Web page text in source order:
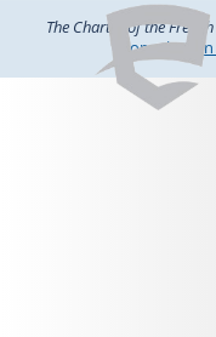
The Charter of the